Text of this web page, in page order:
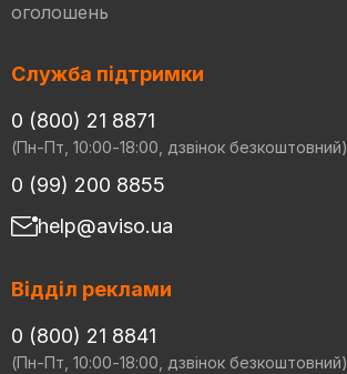
оголошень
Служба підтримки
0 (800) 21 8871
(Пн-Пт, 10:00-18:00, дзвінок безкоштовний)
0 (99) 200 8855
help@aviso.ua
Відділ реклами
0 (800) 21 8841
(Пн-Пт, 10:00-18:00, дзвінок безкоштовний)